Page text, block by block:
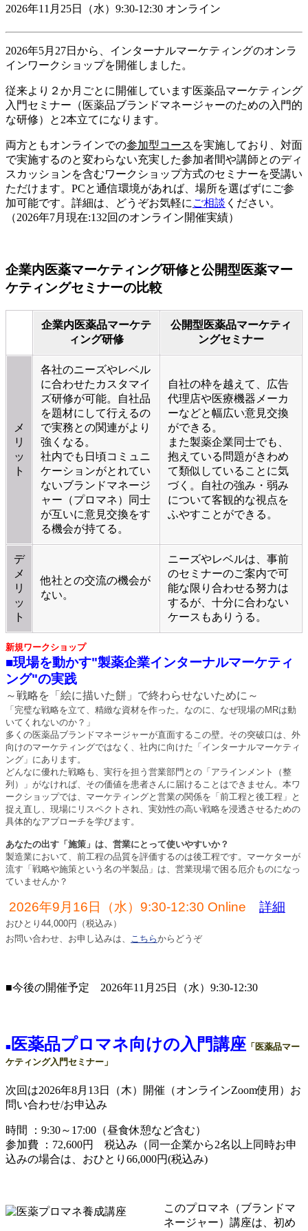
2026年11月25日（水）9:30-12:30 オンライン
2026年5月27日から、インターナルマーケティングのオンラ
インワークショップを開催しました。
従来より２か月ごとに開催しています医薬品マーケティング
入門セミナー（医薬品ブランドマネージャーのための入門的
な研修）と2本立てになります。
両方ともオンラインでの参加型コース を実施しており、対面
で実施するのと変わらない充実した参加者間や講師とのディ
スカッションを含むワークショップ方式のセミナーを受講い
ただけます。PCと通信環境があれば、場所を選ばずにご参
加可能です。 詳細は、どうぞお気軽に ご相談 ください。
（2026年7月現在:132回のオンライン開催実績）
企業内医薬マーケティング研修と公開型医薬マー
ケティングセミナーの比較
企業内医薬品マーケテ
ィング研修
公開型医薬品マーケティ
ングセミナー
メ
リ
ッ
ト
各社のニーズやレベル
に合わせたカスタマイ
ズ研修が可能。自社品
を題材にして行えるの
で実務との関連がより
強くなる。
社内でも日頃コミュニ
ケーションがとれてい
ないブランドマネージ
ャー（プロマネ）同士
が互いに意見交換をす
る機会が持てる。
自社の枠を越えて、広告
代理店や医療機器メーカ
ーなどと幅広い意見交換
ができる。
また製薬企業同士でも、
抱えている問題がきわめ
て類似していることに気
づく。自社の強み・弱み
について客観的な視点を
ふやすことができる。
デ
メ
リ
ッ
ト
他社との交流の機会が
ない。
ニーズやレベルは、事前
のセミナーのご案内で可
能な限り合わせる努力は
するが、十分に合わない
ケースもありうる。
新規ワークショップ
■現場を動かす"製薬企業インターナルマーケティ
ング"の実践
～戦略を「絵に描いた餅」で終わらせないために～
「完璧な戦略を立て、精緻な資材を作った。なのに、なぜ現場のMRは動
いてくれないのか？」
多くの医薬品ブランドマネージャーが直面するこの壁。その突破口は、外
向けのマーケティングではなく、社内に向けた「インターナルマーケティ
ング」にあります。
どんなに優れた戦略も、実行を担う営業部門との「アラインメント（整
列）」がなければ、その価値を患者さんに届けることはできません。本ワ
ークショップでは、マーケティングと営業の関係を「前工程と後工程」と
捉え直し、現場にリスペクトされ、実効性の高い戦略を浸透させるための
具体的なアプローチを学びます。
あなたの出す「施策」は、営業にとって使いやすいか？
製造業において、前工程の品質を評価するのは後工程です。マーケターが
流す「戦略や施策という名の半製品」は、営業現場で困る厄介ものになっ
ていませんか？
2026年9月16日（水）9:30-12:30 Online 詳細
おひとり44,000円（税込み）
お問い合わせ、お申し込みは、 こちらからどうぞ
■今後の開催予定 2026年11月25日（水）9:30-12:30
■ 医薬品プロマネ向けの入門講座 「医薬品マー
ケティング入門セミナー」
次回は2026年8月13日（木）開催（オンラインZoom使用）お
問い合わせ/お申込み
時間 ：9:30～17:00（昼食休憩など含む）
参加費 ：72,600円 税込み（同一企業から2名以上同時お申
込みの場合は、おひとり66,000円(税込み)
このプロマネ（ブランドマ
ネージャー）講座は、初め